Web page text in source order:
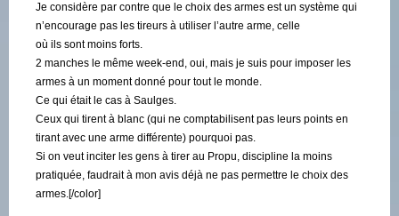
Je considère par contre que le choix des armes est un système qui
n’encourage pas les tireurs à utiliser l’autre arme, celle
où ils sont moins forts.
2 manches le même week-end, oui, mais je suis pour imposer les
armes à un moment donné pour tout le monde.
Ce qui était le cas à Saulges.
Ceux qui tirent à blanc (qui ne comptabilisent pas leurs points en
tirant avec une arme différente) pourquoi pas.
Si on veut inciter les gens à tirer au Propu, discipline la moins
pratiquée, faudrait à mon avis déjà ne pas permettre le choix des
armes.[/color]